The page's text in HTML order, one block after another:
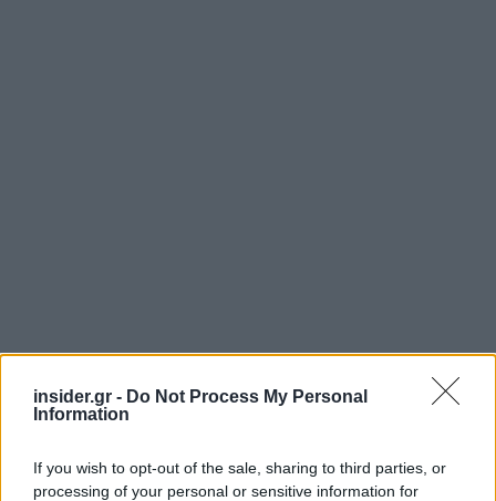
insider.gr - Do Not Process My Personal
Information
If you wish to opt-out of the sale, sharing to third parties, or
processing of your personal or sensitive information for